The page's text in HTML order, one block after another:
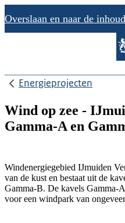
Overslaan en naar de
Energieprojecten
Wind op zee -
Gamma-A en
Windenergiegebied IJmuiden
van de kust en bestaat uit de
Gamma-B. De kavels Gamma-
voor een windpark van